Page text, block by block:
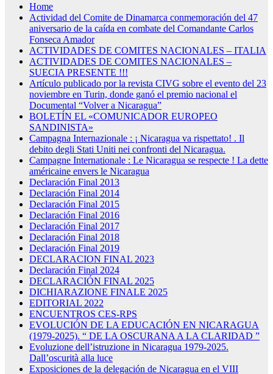
Home
Actividad del Comite de Dinamarca conmemoración del 47
aniversario de la caída en combate del Comandante Carlos
Fonseca Amador
ACTIVIDADES DE COMITES NACIONALES – ITALIA
ACTIVIDADES DE COMITES NACIONALES –
SUECIA PRESENTE !!!
Artículo publicado por la revista CIVG sobre el evento del 23
noviembre en Turin, donde ganó el premio nacional el
Documental “Volver a Nicaragua”
BOLETÍN EL «COMUNICADOR EUROPEO
SANDINISTA»
Campagna Internazionale : ¡ Nicaragua va rispettato! . Il
debito degli Stati Uniti nei confronti del Nicaragua.
Campagne Internationale : Le Nicaragua se respecte ! La dette
américaine envers le Nicaragua
Declaración Final 2013
Declaración Final 2014
Declaración Final 2015
Declaración Final 2016
Declaración Final 2017
Declaración Final 2018
Declaración Final 2019
DECLARACION FINAL 2023
Declaración Final 2024
DECLARACIÓN FINAL 2025
DICHIARAZIONE FINALE 2025
EDITORIAL 2022
ENCUENTROS CES-RPS
EVOLUCIÓN DE LA EDUCACIÓN EN NICARAGUA
(1979-2025). “ DE LA OSCURANA A LA CLARIDAD ”
Evoluzione dell’istruzione in Nicaragua 1979-2025.
Dall’oscurità alla luce
Exposiciones de la delegación de Nicaragua en el VIII